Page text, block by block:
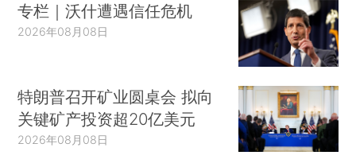
专栏｜沃什遭遇信任危机
2026年08月08日
特朗普召开矿业圆桌会 拟向
关键矿产投资超20亿美元
2026年08月08日